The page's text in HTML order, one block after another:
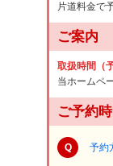
片道料金で
ご案内
取扱時間（
当ホームペ
ご予約
Q 予約